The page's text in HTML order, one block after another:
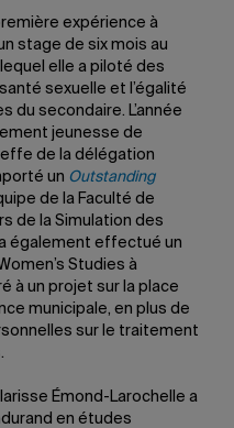
expérience à
stage de six mois au
elle a piloté des
sexuelle et l’égalité
du secondaire. L’année
jeunesse de
de la délégation
un Outstanding
de la Faculté de
de la Simulation des
a également effectué un
Studies à
à un projet sur la place
municipale, en plus de
sur le traitement
Émond-Larochelle a
en études